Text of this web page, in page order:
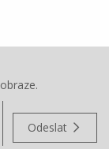
Odeslat